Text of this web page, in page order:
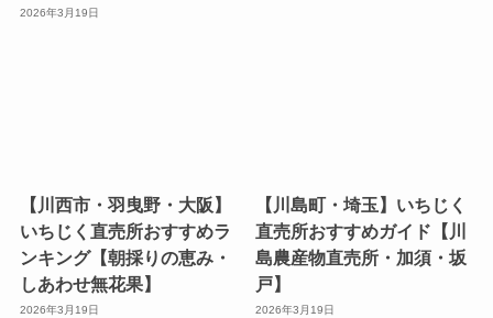
2026年3月19日
【川西市・羽曳野・大阪】
いちじく直売所おすすめラ
ンキング【朝採りの恵み・
しあわせ無花果】
2026年3月19日
【川島町・埼玉】いちじく
直売所おすすめガイド【川
島農産物直売所・加須・坂
戸】
2026年3月19日